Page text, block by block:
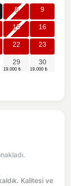
8 9
15 16
22 23
29 30
Kalitesi ve